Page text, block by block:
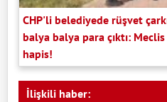
CHP'li belediyede rüşvet
balya balya para çıktı:
hapis!
İlişkili haber: